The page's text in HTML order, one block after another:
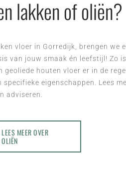
lakken of oliën?
vloer in Gorredijk, brengen we
van jouw smaak én leefstijl! Zo
geoliede houten vloer er in de
eigenschappen. Lees
adviseren.
LEES MEER OVER
OLIËN